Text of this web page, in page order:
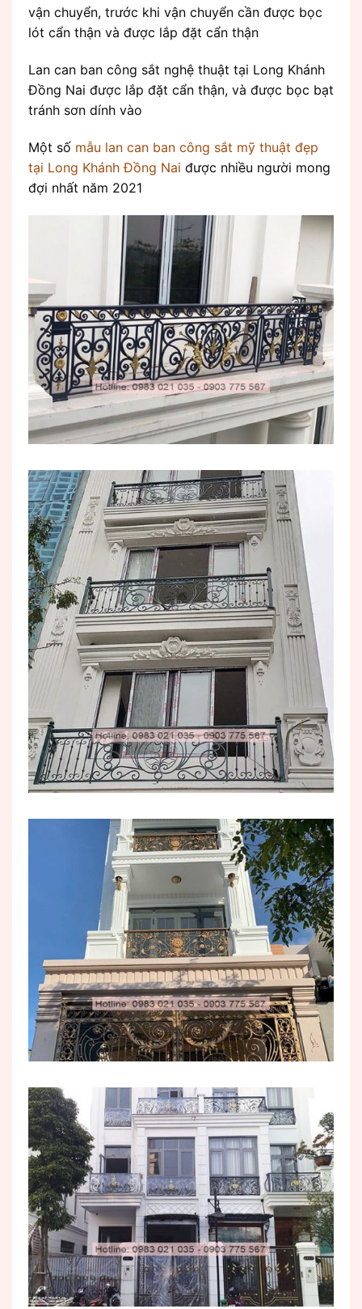
vận chuyển, trước khi vận chuyển cần được bọc
lót cẩn thận và được lắp đặt cẩn thận
Lan can ban công sắt nghệ thuật tại Long Khánh
Đồng Nai được lắp đặt cẩn thận, và được bọc bạt
tránh sơn dính vào
Một số mẫu lan can ban công sắt mỹ thuật đẹp
tại Long Khánh Đồng Nai được nhiều người mong
đợi nhất năm 2021